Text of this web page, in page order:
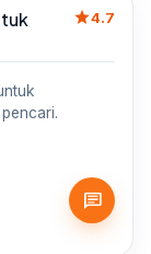
star4.7
chat